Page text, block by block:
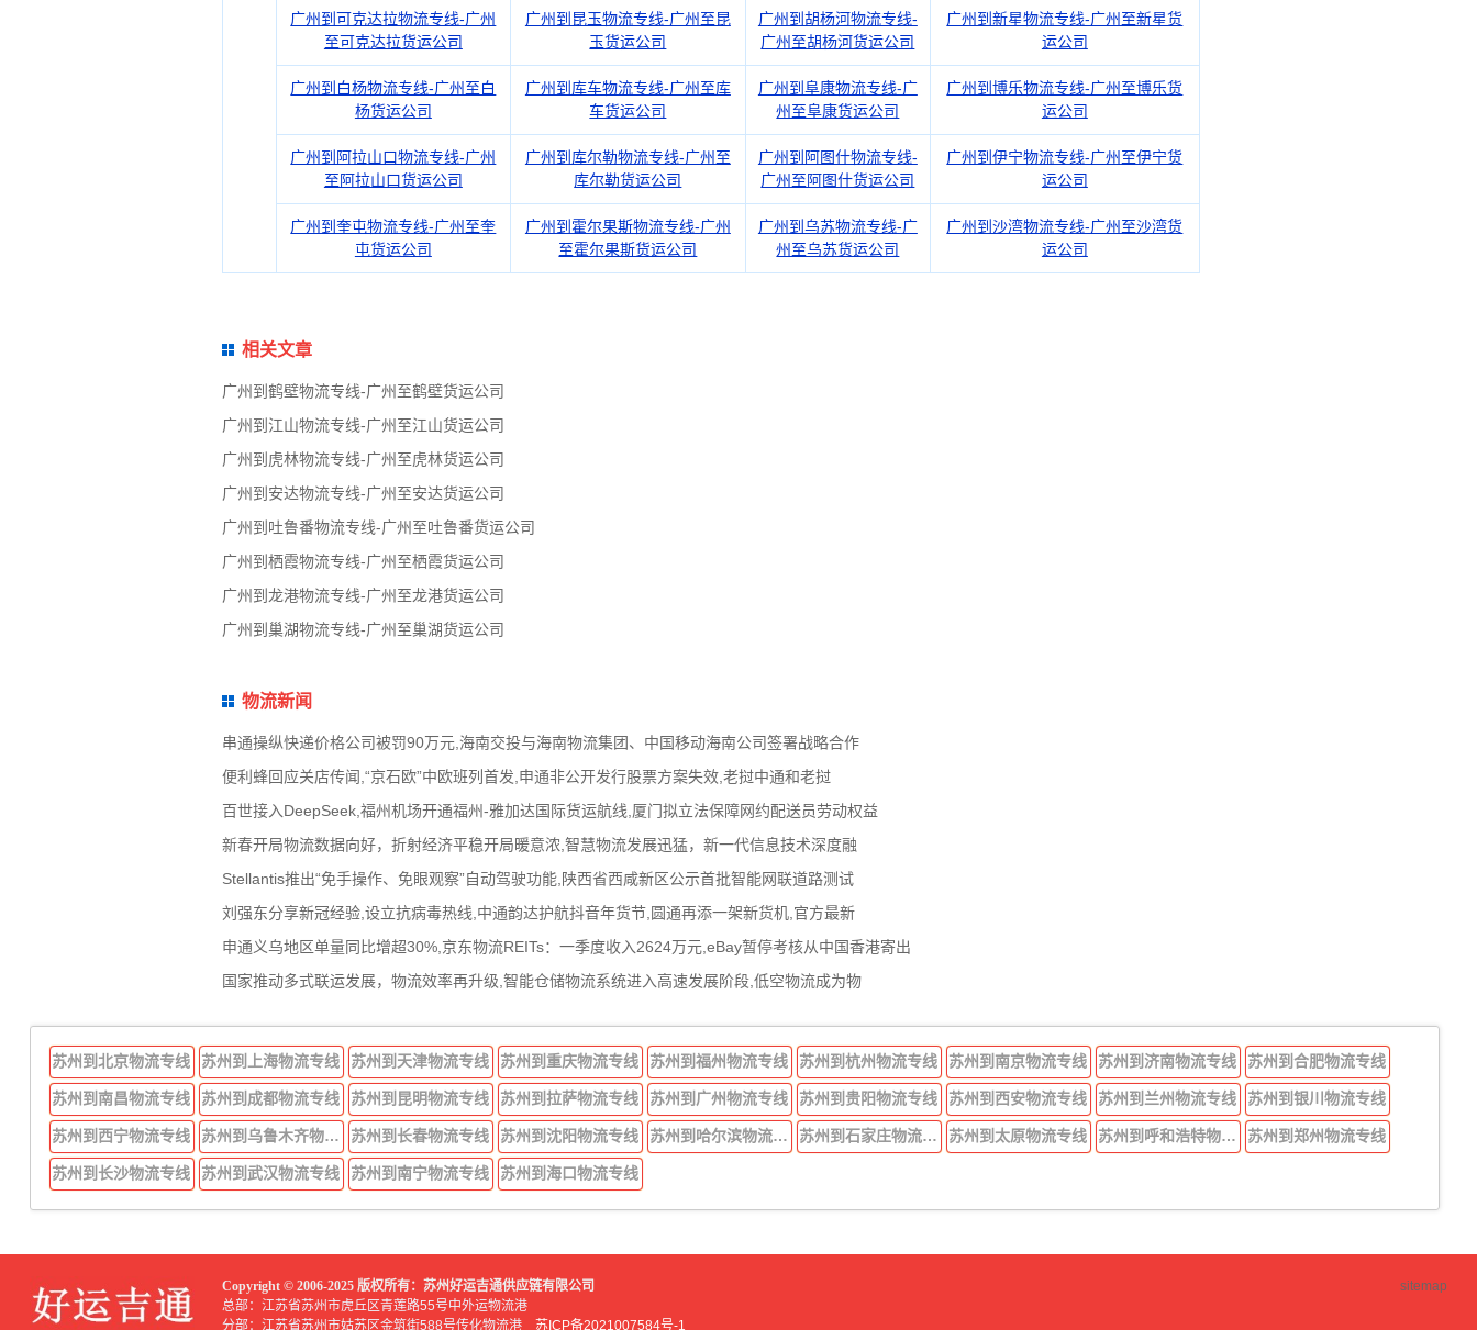
广州到可克达拉物流专线-广州
至可克达拉货运公司
广州到昆玉物流专线-广州至昆
玉货运公司
广州到胡杨河物流专线-
广州至胡杨河货运公司
广州到新星物流专线-广州至新星货
运公司
广州到白杨物流专线-广州至白
杨货运公司
广州到库车物流专线-广州至库
车货运公司
广州到阜康物流专线-广
州至阜康货运公司
广州到博乐物流专线-广州至博乐货
运公司
广州到阿拉山口物流专线-广州
至阿拉山口货运公司
广州到库尔勒物流专线-广州至
库尔勒货运公司
广州到阿图什物流专线-
广州至阿图什货运公司
广州到伊宁物流专线-广州至伊宁货
运公司
广州到奎屯物流专线-广州至奎
屯货运公司
广州到霍尔果斯物流专线-广州
至霍尔果斯货运公司
广州到乌苏物流专线-广
州至乌苏货运公司
广州到沙湾物流专线-广州至沙湾货
运公司
相关文章
广州到鹤壁物流专线-广州至鹤壁货运公司
广州到江山物流专线-广州至江山货运公司
广州到虎林物流专线-广州至虎林货运公司
广州到安达物流专线-广州至安达货运公司
广州到吐鲁番物流专线-广州至吐鲁番货运公司
广州到栖霞物流专线-广州至栖霞货运公司
广州到龙港物流专线-广州至龙港货运公司
广州到巢湖物流专线-广州至巢湖货运公司
物流新闻
串通操纵快递价格公司被罚90万元,海南交投与海南物流集团、中国移动海南公司签署战略合作
便利蜂回应关店传闻,“京石欧”中欧班列首发,申通非公开发行股票方案失效,老挝中通和老挝
百世接入DeepSeek,福州机场开通福州-雅加达国际货运航线,厦门拟立法保障网约配送员劳动权益
新春开局物流数据向好，折射经济平稳开局暖意浓,智慧物流发展迅猛，新一代信息技术深度融
Stellantis推出“免手操作、免眼观察”自动驾驶功能,陕西省西咸新区公示首批智能网联道路测试
刘强东分享新冠经验,设立抗病毒热线,中通韵达护航抖音年货节,圆通再添一架新货机,官方最新
申通义乌地区单量同比增超30%,京东物流REITs：一季度收入2624万元,eBay暂停考核从中国香港寄出
国家推动多式联运发展，物流效率再升级,智能仓储物流系统进入高速发展阶段,低空物流成为物
苏州到北京物流专线 苏州到上海物流专线 苏州到天津物流专线 苏州到重庆物流专线 苏州到福州物流专线 苏州到杭州物流专线 苏州到南京物流专线 苏州到济南物流专线 苏州到合肥物流专线
苏州到南昌物流专线 苏州到成都物流专线 苏州到昆明物流专线 苏州到拉萨物流专线 苏州到广州物流专线 苏州到贵阳物流专线 苏州到西安物流专线 苏州到兰州物流专线 苏州到银川物流专线
苏州到西宁物流专线 苏州到乌鲁木齐物流专线 苏州到长春物流专线 苏州到沈阳物流专线 苏州到哈尔滨物流专线 苏州到石家庄物流专线 苏州到太原物流专线 苏州到呼和浩特物流专线 苏州到郑州物流专线
苏州到长沙物流专线 苏州到武汉物流专线 苏州到南宁物流专线 苏州到海口物流专线
sitemap
Copyright © 2006-2025 版权所有：苏州好运吉通供应链有限公司
总部：江苏省苏州市虎丘区青莲路55号中外运物流港
分部：江苏省苏州市姑苏区金筑街588号传化物流港 苏ICP备2021007584号-1